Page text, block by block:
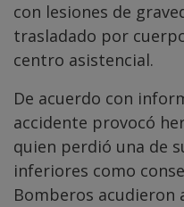
con lesiones de
trasladado por
centro asistencial.
De acuerdo con
accidente provocó
quien perdió una de
inferiores como
Bomberos